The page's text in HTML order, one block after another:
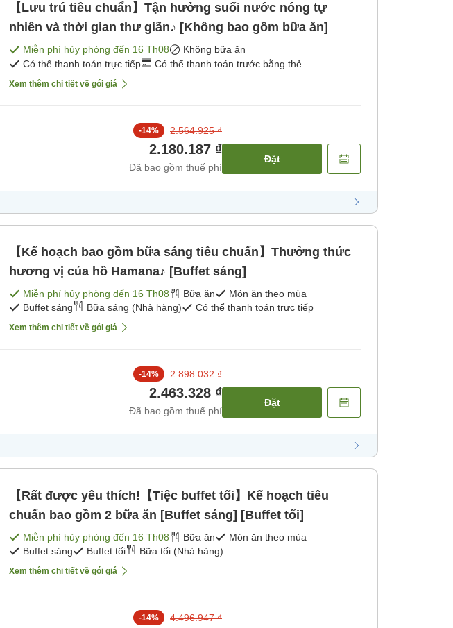
【Lưu trú tiêu chuẩn】Tận hưởng suối nước nóng tự
nhiên và thời gian thư giãn♪ [Không bao gồm bữa ăn]
Miễn phí hủy phòng đến 16 Th08
Không bữa ăn
Có thể thanh toán trực tiếp
Có thể thanh toán trước bằng thẻ
Xem thêm chi tiết về gói giá
-14% 2.564.925 ₫
2.180.187 ₫
Đã bao gồm thuế phí
Đặt
【Kế hoạch bao gồm bữa sáng tiêu chuẩn】Thưởng thức
hương vị của hồ Hamana♪ [Buffet sáng]
Miễn phí hủy phòng đến 16 Th08 Bữa ăn
Món ăn theo mùa
Buffet sáng
Bữa sáng (Nhà hàng) Có thể thanh toán trực tiếp
Xem thêm chi tiết về gói giá
-14% 2.898.032 ₫
2.463.328 ₫
Đã bao gồm thuế phí
Đặt
【Rất được yêu thích!【Tiệc buffet tối】Kế hoạch tiêu
chuẩn bao gồm 2 bữa ăn [Buffet sáng] [Buffet tối]
Miễn phí hủy phòng đến 16 Th08 Bữa ăn
Món ăn theo mùa
Buffet sáng
Buffet tối Bữa tối (Nhà hàng)
Xem thêm chi tiết về gói giá
-14% 4.496.947 ₫